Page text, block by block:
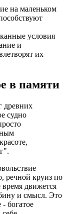
на маленьком
условия
и
их
в памяти
древних
судно
речной круиз по
время движется
и смысл. Это
богатое